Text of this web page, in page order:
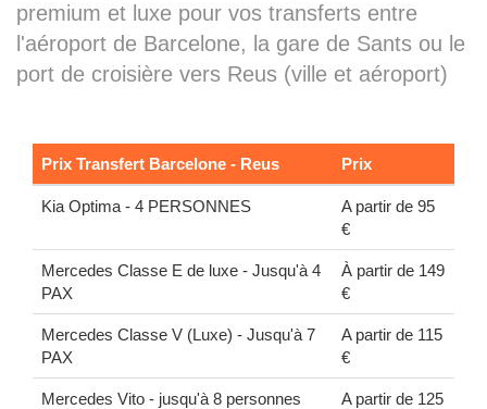
premium et luxe pour vos transferts entre
l'aéroport de Barcelone, la gare de Sants ou le
port de croisière vers Reus (ville et aéroport)
Prix Transfert Barcelone - Reus Prix
Kia Optima - 4 PERSONNES
A partir de 95
€
Mercedes Classe E de luxe - Jusqu'à 4
PAX
À partir de 149
€
Mercedes Classe V (Luxe) - Jusqu'à 7
PAX
A partir de 115
€
Mercedes Vito - jusqu'à 8 personnes
A partir de 125